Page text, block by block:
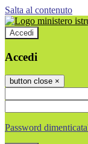
Salta al contenuto
Accedi
Accedi
button close ×
Password